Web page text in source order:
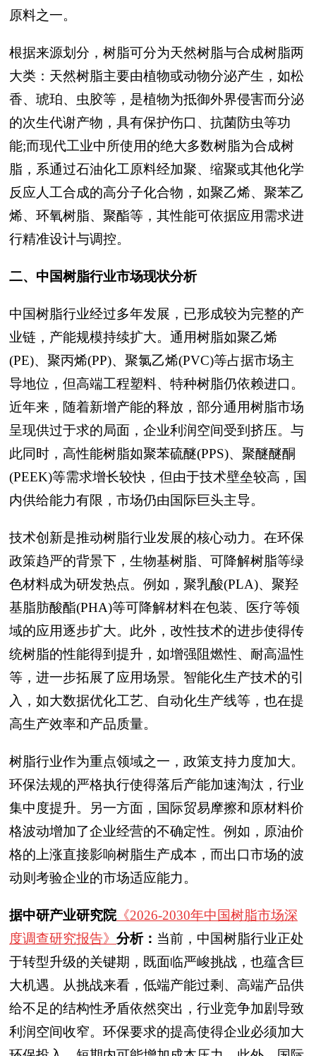
原料之一。
根据来源划分，树脂可分为天然树脂与合成树脂两
大类：天然树脂主要由植物或动物分泌产生，如松
香、琥珀、虫胶等，是植物为抵御外界侵害而分泌
的次生代谢产物，具有保护伤口、抗菌防虫等功
能;而现代工业中所使用的绝大多数树脂为合成树
脂，系通过石油化工原料经加聚、缩聚或其他化学
反应人工合成的高分子化合物，如聚乙烯、聚苯乙
烯、环氧树脂、聚酯等，其性能可依据应用需求进
行精准设计与调控。
二、中国树脂行业市场现状分析
中国树脂行业经过多年发展，已形成较为完整的产
业链，产能规模持续扩大。通用树脂如聚乙烯
(PE)、聚丙烯(PP)、聚氯乙烯(PVC)等占据市场主
导地位，但高端工程塑料、特种树脂仍依赖进口。
近年来，随着新增产能的释放，部分通用树脂市场
呈现供过于求的局面，企业利润空间受到挤压。与
此同时，高性能树脂如聚苯硫醚(PPS)、聚醚醚酮
(PEEK)等需求增长较快，但由于技术壁垒较高，国
内供给能力有限，市场仍由国际巨头主导。
技术创新是推动树脂行业发展的核心动力。在环保
政策趋严的背景下，生物基树脂、可降解树脂等绿
色材料成为研发热点。例如，聚乳酸(PLA)、聚羟
基脂肪酸酯(PHA)等可降解材料在包装、医疗等领
域的应用逐步扩大。此外，改性技术的进步使得传
统树脂的性能得到提升，如增强阻燃性、耐高温性
等，进一步拓展了应用场景。智能化生产技术的引
入，如大数据优化工艺、自动化生产线等，也在提
高生产效率和产品质量。
树脂行业作为重点领域之一，政策支持力度加大。
环保法规的严格执行使得落后产能加速淘汰，行业
集中度提升。另一方面，国际贸易摩擦和原材料价
格波动增加了企业经营的不确定性。例如，原油价
格的上涨直接影响树脂生产成本，而出口市场的波
动则考验企业的市场适应能力。
据中研产业研究院《2026-2030年中国树脂市场深
度调查研究报告》 分析： 当前，中国树脂行业正处
于转型升级的关键期，既面临严峻挑战，也蕴含巨
大机遇。从挑战来看，低端产能过剩、高端产品供
给不足的结构性矛盾依然突出，行业竞争加剧导致
利润空间收窄。环保要求的提高使得企业必须加大